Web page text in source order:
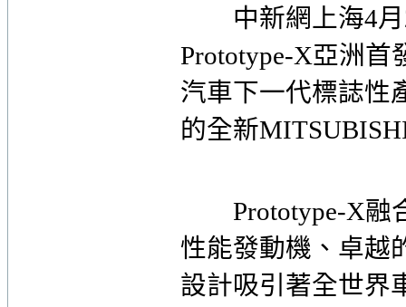
中新網上海4月
Prototype-X亞洲首
汽車下一代標誌性
的全新
Prototype-X融合
性能發動機、卓越
設計吸引著全世界